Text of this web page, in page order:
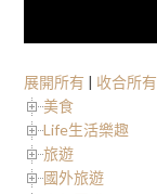
展開所有 | 收合所有
美食
Life生活樂趣
旅遊
國外旅遊